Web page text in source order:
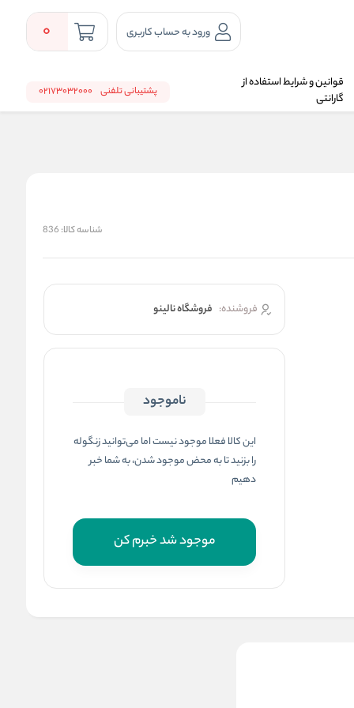
ورود به حساب کاربری 0
قوانین و شرایط استفاده از
گارانتی
پشتیبانی تلفنی 02173032000
شناسه کالا: 836
فروشنده: فروشگاه نالینو
ناموجود
این کالا فعلا موجود نیست اما می‌توانید زنگوله
را بزنید تا به محض موجود شدن، به شما خبر
دهیم
موجود شد خبرم کن